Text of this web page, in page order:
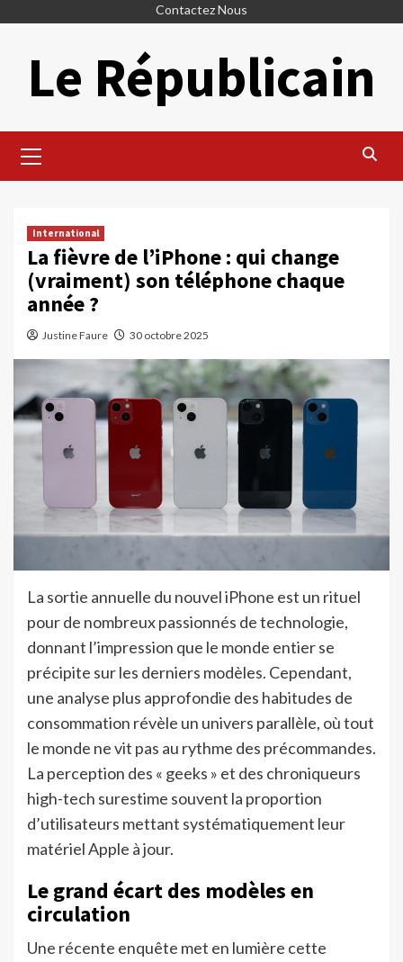
Contactez Nous
Le Républicain
Menu
International
La fièvre de l’iPhone : qui change
(vraiment) son téléphone chaque
année ?
Justine Faure 30 octobre 2025
La sortie annuelle du nouvel iPhone est un rituel
pour de nombreux passionnés de technologie,
donnant l’impression que le monde entier se
précipite sur les derniers modèles. Cependant,
une analyse plus approfondie des habitudes de
consommation révèle un univers parallèle, où tout
le monde ne vit pas au rythme des précommandes.
La perception des « geeks » et des chroniqueurs
high-tech surestime souvent la proportion
d’utilisateurs mettant systématiquement leur
matériel Apple à jour.
Le grand écart des modèles en
circulation
Une récente enquête met en lumière cette